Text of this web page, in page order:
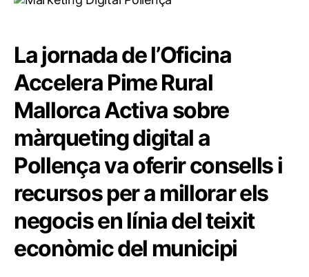
La jornada de l’Oficina
Accelera Pime Rural
Mallorca Activa sobre
màrqueting digital a
Pollença va oferir consells i
recursos per a millorar els
negocis en línia del teixit
econòmic del municipi